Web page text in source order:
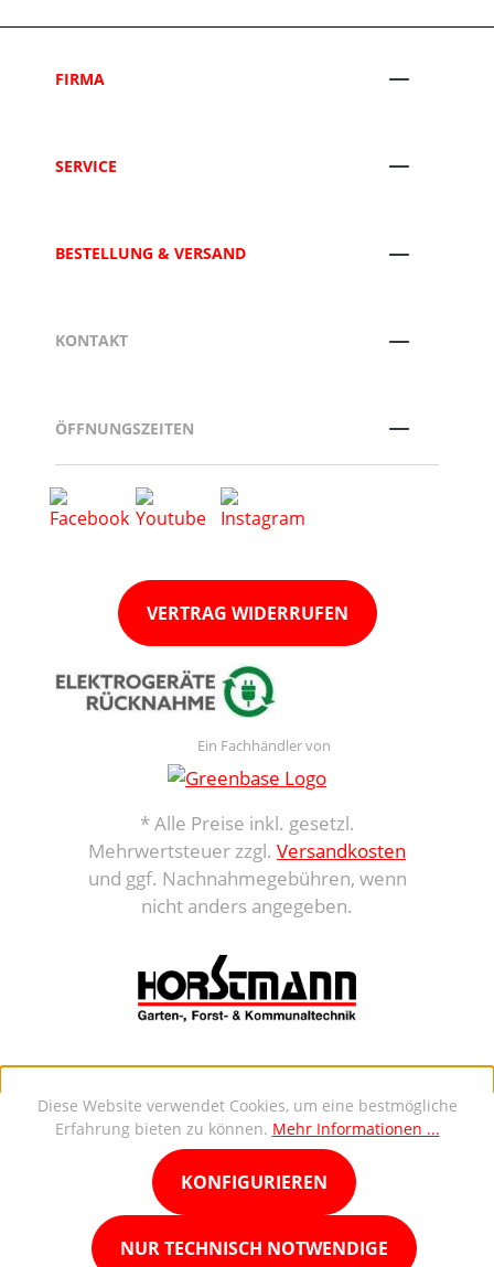
FIRMA
SERVICE
BESTELLUNG & VERSAND
KONTAKT
ÖFFNUNGSZEITEN
VERTRAG WIDERRUFEN
Ein Fachhändler von
* Alle Preise inkl. gesetzl.
Mehrwertsteuer zzgl. Versandkosten
und ggf. Nachnahmegebühren, wenn
nicht anders angegeben.
Diese Website verwendet Cookies, um eine bestmögliche
Erfahrung bieten zu können. Mehr Informationen ...
NUR TECHNISCH NOTWENDIGE
KONFIGURIEREN